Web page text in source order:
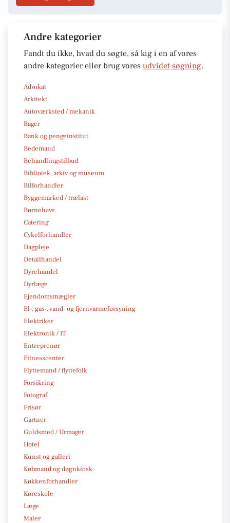
Andre kategorier
Fandt du ikke, hvad du søgte, så kig i en af vores
andre kategorier eller brug vores udvidet søgning.
Advokat
Arkitekt
Autoværksted / mekanik
Bager
Bank og pengeinstitut
Bedemand
Behandlingstilbud
Bibliotek, arkiv og museum
Bilforhandler
Byggemarked / trælast
Børnehave
Catering
Cykelforhandler
Dagpleje
Detailhandel
Dyrehandel
Dyrlæge
Ejendomsmægler
El-, gas-, vand- og fjernvarmeforsyning
Elektriker
Elektronik / IT
Entreprenør
Fitnesscenter
Flyttemand / flyttefolk
Forsikring
Fotograf
Frisør
Gartner
Guldsmed / Urmager
Hotel
Kunst og galleri
Købmand og døgnkiosk
Køkkenforhandler
Køreskole
Læge
Maler